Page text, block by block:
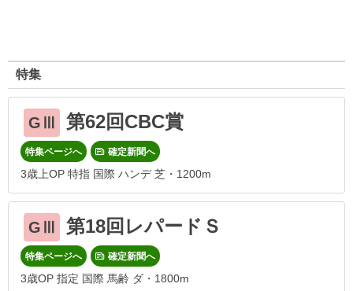
特集
GⅢ 第62回CBC賞
特集ページへ 確定新聞へ
3歳上OP 特指 国際 ハンデ 芝・1200m
GⅢ 第18回レパードＳ
特集ページへ 確定新聞へ
3歳OP 指定 国際 馬齢 ダ・1800m